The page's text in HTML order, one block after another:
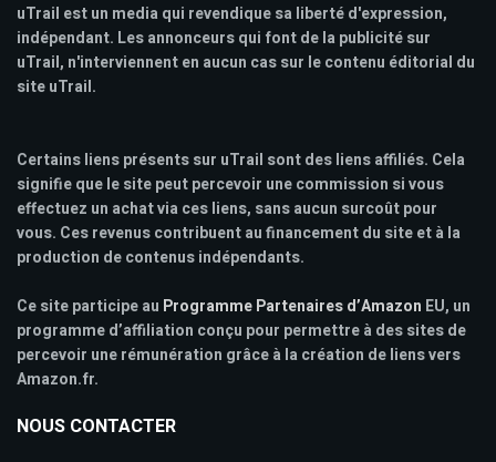
uTrail est un media qui revendique sa liberté d'expression,
indépendant. Les annonceurs qui font de la publicité sur
uTrail, n'interviennent en aucun cas sur le contenu éditorial du
site uTrail.
Certains liens présents sur uTrail sont des liens affiliés. Cela
signifie que le site peut percevoir une commission si vous
effectuez un achat via ces liens, sans aucun surcoût pour
vous. Ces revenus contribuent au financement du site et à la
production de contenus indépendants.
Ce site participe au Programme Partenaires d’Amazon EU, un
programme d’affiliation conçu pour permettre à des sites de
percevoir une rémunération grâce à la création de liens vers
Amazon.fr.
NOUS CONTACTER